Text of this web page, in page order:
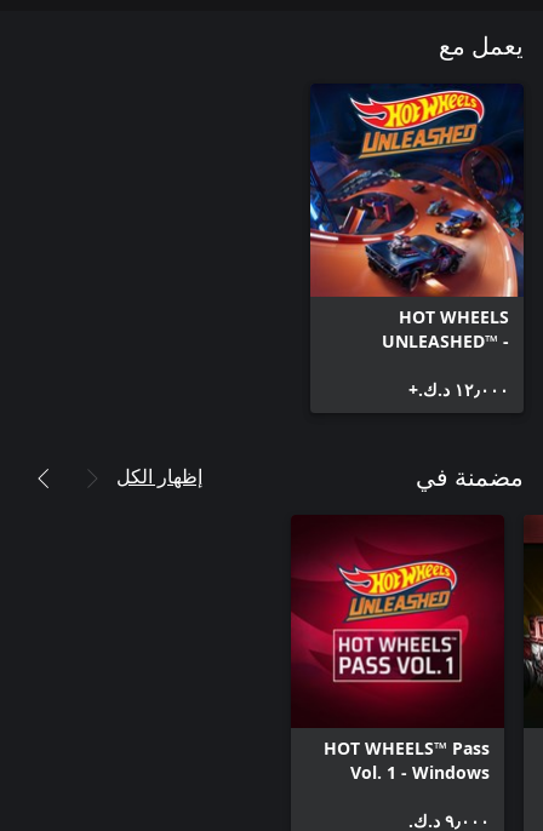
يعمل مع
HOT WHEELS
UNLEASHED™ -
١٢٫٠٠٠ د.ك.‏+
مضمنة في إظهار الكل
HOT WHEELS™ Pass
Vol. 1 - Windows
٩٫٠٠٠ د.ك.‏